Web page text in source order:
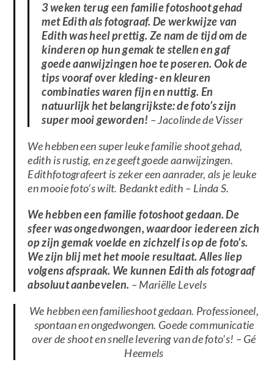
3 weken terug een familie fotoshoot gehad
met Edith als fotograaf. De werkwijze van
Edith was heel prettig. Ze nam de tijd om de
kinderen op hun gemak te stellen en gaf
goede aanwijzingen hoe te poseren. Ook de
tips vooraf over kleding- en kleuren
combinaties waren fijn en nuttig. En
natuurlijk het belangrijkste: de foto’s zijn
super mooi geworden! – Jacolinde de Visser
We hebben een super leuke familie shoot gehad,
edith is rustig, en ze geeft goede aanwijzingen.
Edithfotografeert is zeker een aanrader, als je leuke
en mooie foto’s wilt. Bedankt edith – Linda S.
We hebben een familie fotoshoot gedaan. De
sfeer was ongedwongen, waardoor iedereen zich
op zijn gemak voelde en zichzelf is op de foto’s.
We zijn blij met het mooie resultaat. Alles liep
volgens afspraak. We kunnen Edith als fotograaf
absoluut aanbevelen. – Mariëlle Levels
We hebben een familieshoot gedaan. Professioneel,
spontaan en ongedwongen. Goede communicatie
over de shoot en snelle levering van de foto’s! – Gé
Heemels